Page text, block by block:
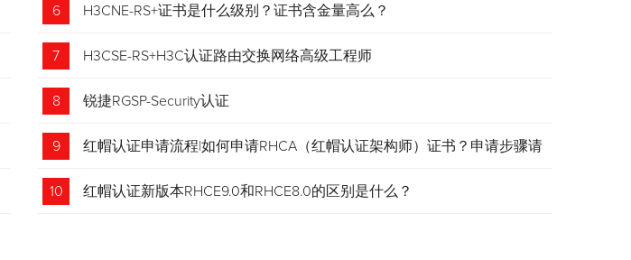
6 H3CNE-RS+证书是什么级别？证书含金量高么？
7 H3CSE-RS+H3C认证路由交换网络高级工程师
8 锐捷RGSP-Security认证
9 红帽认证申请流程|如何申请RHCA（红帽认证架构师）证书？申请步骤请
收藏！
10 红帽认证新版本RHCE9.0和RHCE8.0的区别是什么？